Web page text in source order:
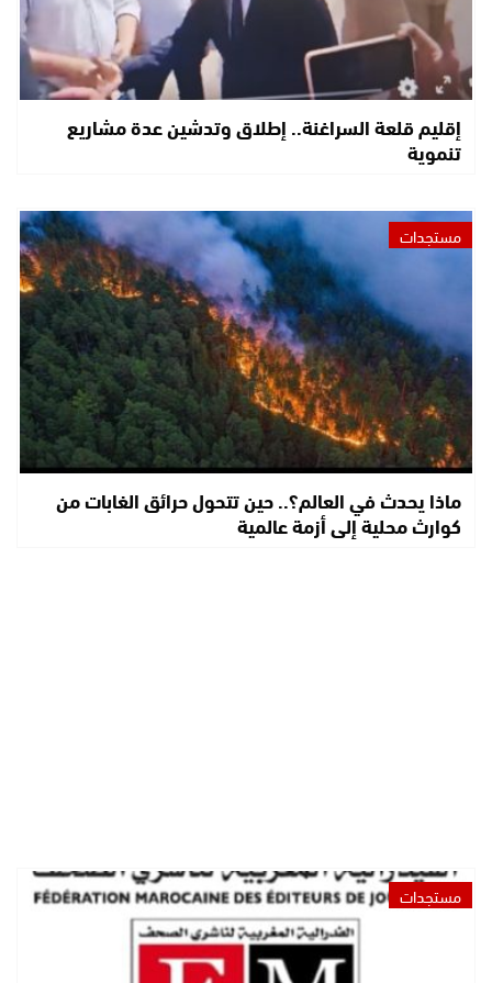
إقليم قلعة السراغنة.. إطلاق وتدشين عدة مشاريع
تنموية
مستجدات
ماذا يحدث في العالم؟.. حين تتحول حرائق الغابات من
كوارث محلية إلى أزمة عالمية
مستجدات